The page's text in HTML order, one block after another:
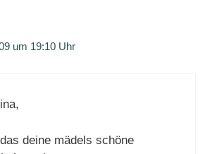
um 19:10 Uhr
deine mädels schöne